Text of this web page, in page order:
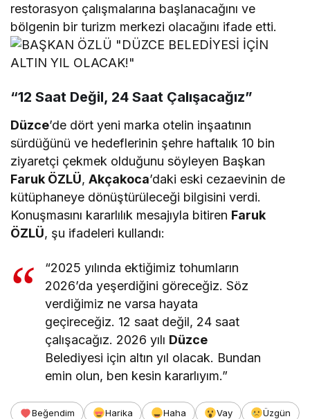
restorasyon çalışmalarına başlanacağını ve
bölgenin bir turizm merkezi olacağını ifade etti.
“12 Saat Değil, 24 Saat Çalışacağız”
Düzce’de dört yeni marka otelin inşaatının
sürdüğünü ve hedeflerinin şehre haftalık 10 bin
ziyaretçi çekmek olduğunu söyleyen Başkan
Faruk ÖZLÜ,Akçakoca’daki eski cezaevinin de
kütüphaneye dönüştürüleceği bilgisini verdi.
Konuşmasını kararlılık mesajıyla bitiren Faruk
ÖZLÜ, şu ifadeleri kullandı:
“2025 yılında ektiğimiz tohumların
2026’da yeşerdiğini göreceğiz. Söz
verdiğimiz ne varsa hayata
geçireceğiz. 12 saat değil, 24 saat
çalışacağız. 2026 yılı Düzce
Belediyesi için altın yıl olacak. Bundan
emin olun, ben kesin kararlıyım.”
Beğendim Harika Haha Vay
Üzgün